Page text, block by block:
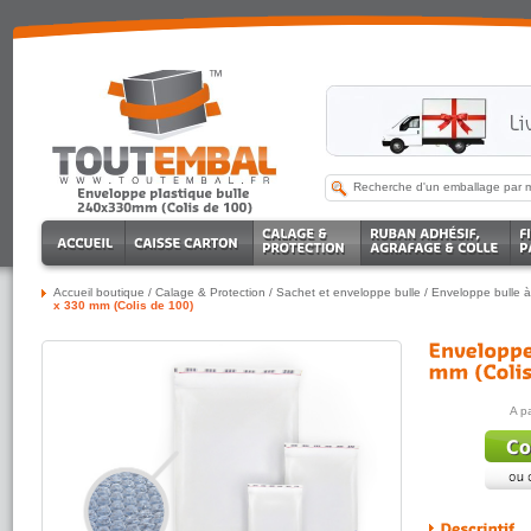
Accueil boutique / Calage & Protection / Sachet et enveloppe bulle / Enveloppe bulle
x 330 mm (Colis de 100)
A